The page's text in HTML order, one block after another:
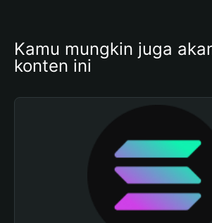
Kamu mungkin juga
konten ini